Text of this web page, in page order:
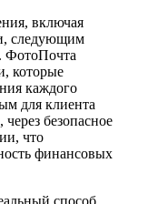
включая
следующим
ФотоПочта
которые
каждого
для клиента
безопасное
что
финансовых
способ